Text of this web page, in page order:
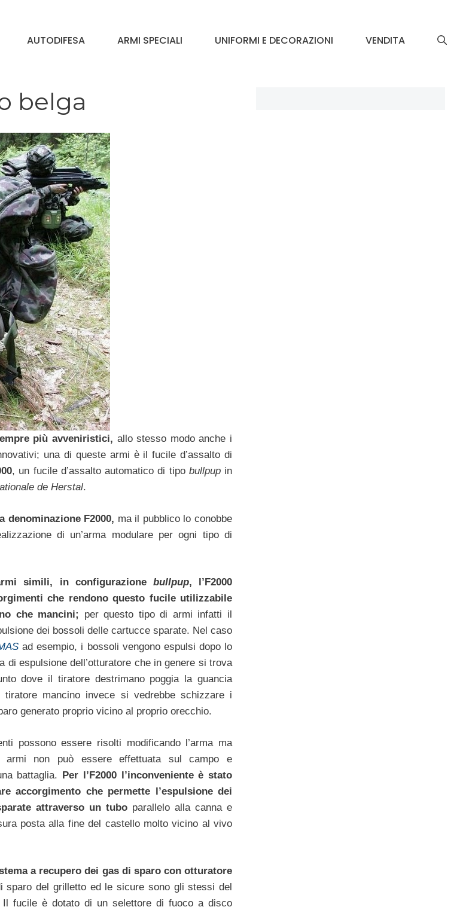
AUTODIFESA ARMI SPECIALI UNIFORMI E DECORAZIONI VENDITA
belga
più avveniristici, allo stesso modo anche i
una di queste armi è il fucile d’assalto di
, un fucile d’assalto automatico di tipo bullpupin
de Herstal.
F2000, ma il pubblico lo conobbe
di un’arma modulare per ogni tipo di
simili, in configurazione bullpup, l’F2000
che rendono questo fucile utilizzabile
che mancini;
per questo tipo di armi infatti il
dei bossoli delle cartucce sparate. Nel caso
ad esempio, i bossoli vengono espulsi dopo lo
di espulsione dell’otturatore che in genere si trova
dove il tiratore destrimano poggia la guancia
mancino invece si vedrebbe schizzare i
generato proprio vicino al proprio orecchio.
possono essere risolti modificando l’arma ma
armi non può essere effettuata sul campo e
battaglia. Per l’F2000 l’inconveniente è stato
accorgimento che permette l’espulsione dei
attraverso un tubo parallelo alla canna e
posta alla fine del castello molto vicino al vivo
a recupero dei gas di sparo con otturatore
sparo del grilletto ed le sicure sono gli stessi del
fucile è dotato di un selettore di fuoco a disco